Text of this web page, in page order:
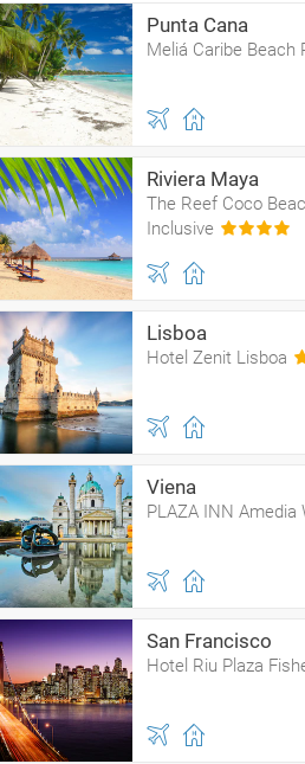
Punta Cana
Meliá Caribe Beach
Riviera Maya
The Reef Coco
Inclusive
Lisboa
Hotel Zenit Lisboa
Viena
PLAZA INN Amedia
San Francisco
Hotel Riu Plaza